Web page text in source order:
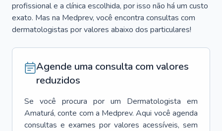
profissional e a clínica escolhida, por isso não há um custo
exato. Mas na Medprev, você encontra consultas com
dermatologistas por valores abaixo dos particulares!
Agende uma consulta com valores
reduzidos
Se você procura por um Dermatologista em
Amaturá, conte com a Medprev. Aqui você agenda
consultas e exames por valores acessíveis, sem